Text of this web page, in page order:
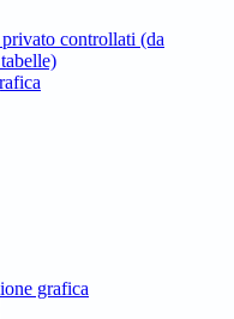
controllati (da
grafica